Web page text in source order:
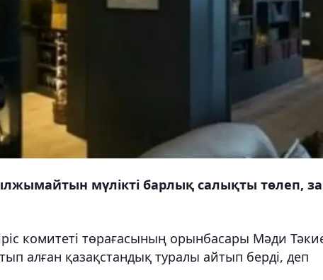
мүлікті барлық салықты төлеп,
комитеті төрағасының орынбасары Мәди
алған қазақстандық туралы айтып берді, деп